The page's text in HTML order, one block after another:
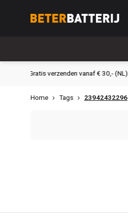
Verzendkosten € 2,95 (NL)
Home Tags 23942432296